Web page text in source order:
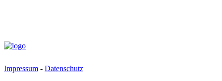
Impressum - Datenschutz